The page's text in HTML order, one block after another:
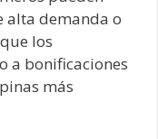
alta demanda o
los
a bonificaciones
más